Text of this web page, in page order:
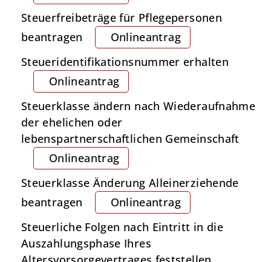
Steuerfreibeträge für Pflegepersonen
beantragen
Onlineantrag
Steueridentifikationsnummer erhalten
Onlineantrag
Steuerklasse ändern nach Wiederaufnahme
der ehelichen oder
lebenspartnerschaftlichen Gemeinschaft
Onlineantrag
Steuerklasse Änderung Alleinerziehende
beantragen
Onlineantrag
Steuerliche Folgen nach Eintritt in die
Auszahlungsphase Ihres